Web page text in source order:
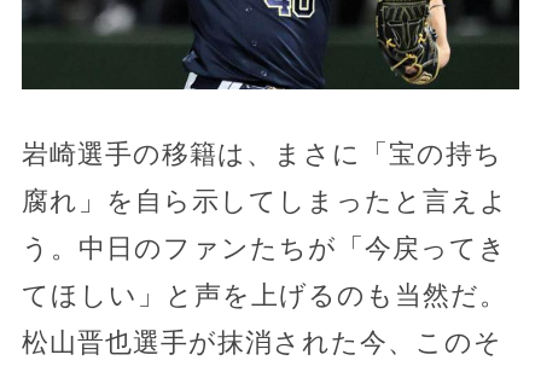
岩崎選手の移籍は、まさに「宝の持ち
腐れ」を自ら示してしまったと言えよ
う。中日のファンたちが「今戻ってき
てほしい」と声を上げるのも当然だ。
松山晋也選手が抹消された今、このそ